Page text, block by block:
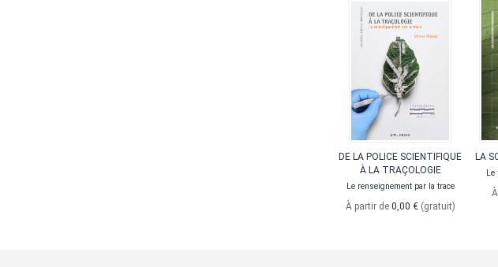
DE LA POLICE SCIENTIFIQUE
À LA TRAÇOLOGIE
Le renseignement par la trace
À partir de 0,00 € (gratuit)
LA